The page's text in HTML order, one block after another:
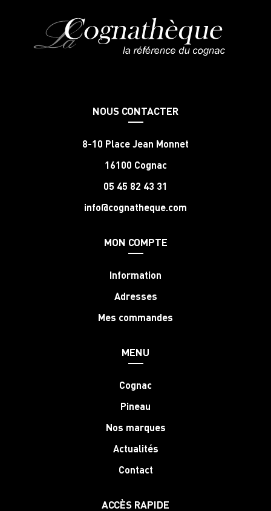
NOUS CONTACTER
8-10 Place Jean Monnet
16100 Cognac
05 45 82 43 31
info@cognatheque.com
MON COMPTE
Information
Adresses
Mes commandes
MENU
Cognac
Pineau
Nos marques
Actualités
Contact
ACCÈS RAPIDE